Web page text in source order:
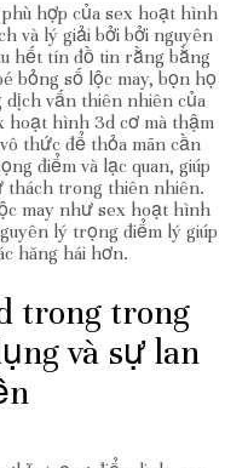
hợp của sex hoạt hình
và lý giải bởi bởi nguyên
hết tín đồ tin rằng bằng
bỏng số lộc may, bọn họ
dịch vấn thiên nhiên của
hoạt hình 3d cơ mà thậm
thức để thỏa mãn cần
điểm và lạc quan, giúp
thách trong thiên nhiên.
may như sex hoạt hình
lý trọng điểm lý giúp
hăng hái hơn.
trong trong
và sự lan